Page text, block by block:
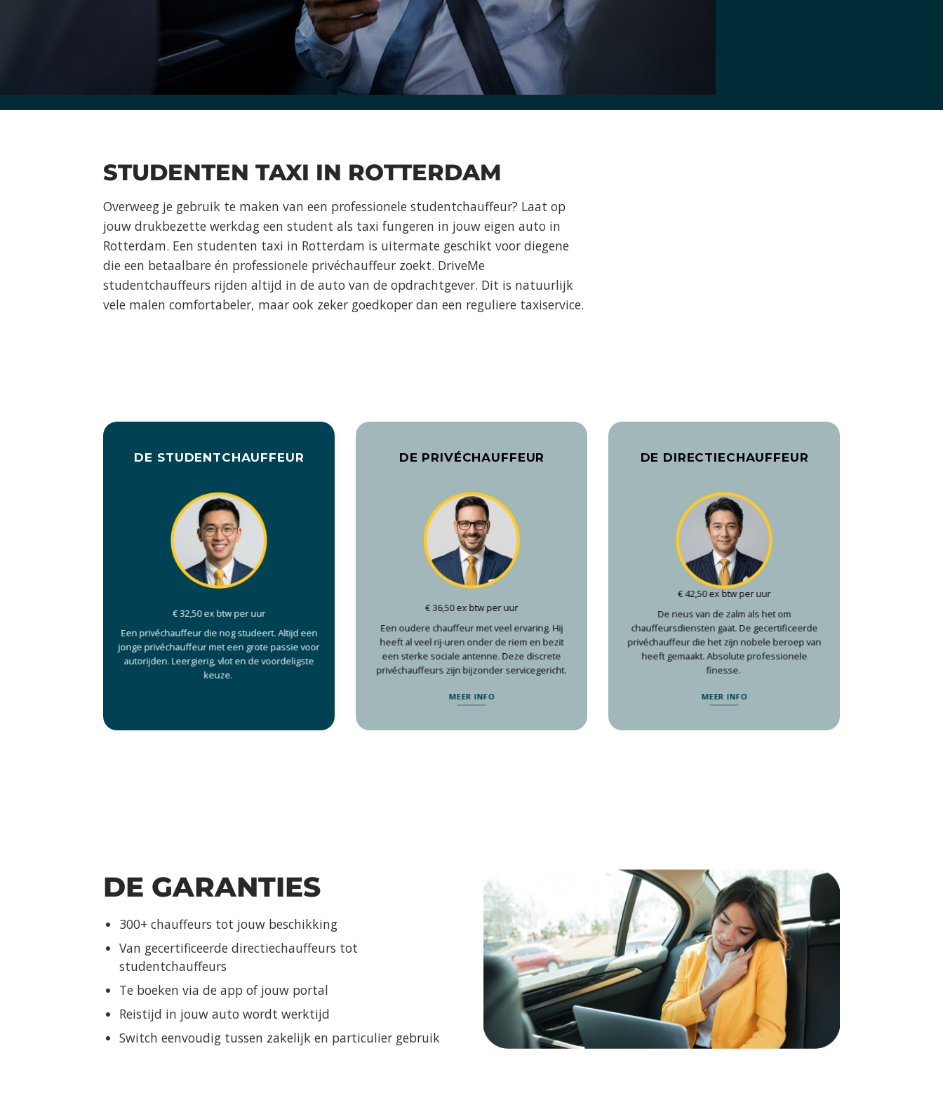
STUDENTEN TAXI IN ROTTERDAM
Overweeg je gebruik te maken van een professionele studentchauffeur? Laat op
jouw drukbezette werkdag een student als taxi fungeren in jouw eigen auto in
Rotterdam. Een studenten taxi in Rotterdam is uitermate geschikt voor diegene
die een betaalbare én professionele privéchauffeur zoekt. DriveMe
studentchauffeurs rijden altijd in de auto van de opdrachtgever. Dit is natuurlijk
vele malen comfortabeler, maar ook zeker goedkoper dan een reguliere taxiservice.
€ 32,50 ex btw per uur
Een privéchauffeur die nog studeert. Altijd een
jonge privéchauffeur met een grote passie voor
autorijden. Leergierig, vlot en de voordeligste
keuze.
DE STUDENTCHAUFFEUR
€ 36,50 ex btw per uur
Een oudere chauffeur met veel ervaring. Hij
heeft al veel rij-uren onder de riem en bezit
een sterke sociale antenne. Deze discrete
privéchauffeurs zijn bijzonder servicegericht.
MEER INFO
DE PRIVÉCHAUFFEUR
€ 42,50 ex btw per uur
De neus van de zalm als het om
chauffeursdiensten gaat. De gecertificeerde
privéchauffeur die het zijn nobele beroep van
heeft gemaakt. Absolute professionele
finesse.
MEER INFO
DE DIRECTIECHAUFFEUR
DE GARANTIES
300+ chauffeurs tot jouw beschikking
Van gecertificeerde directiechauffeurs tot
studentchauffeurs
Te boeken via de app of jouw portal
Reistijd in jouw auto wordt werktijd
Switch eenvoudig tussen zakelijk en particulier gebruik